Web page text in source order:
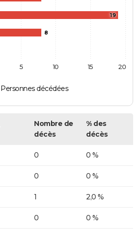
19
8
Personnes décédées
5 10 15 20
Nombre de
décès
% des
décès
0 0 %
0 0 %
1 2,0 %
0 0 %